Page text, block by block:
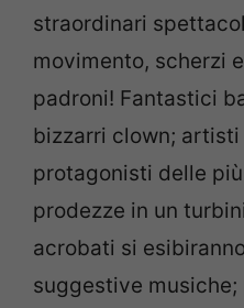
straordinari
movimento, scherzi
padroni! Fantastici
bizzarri clown;
protagonisti delle
prodezze in un
acrobati si
suggestive